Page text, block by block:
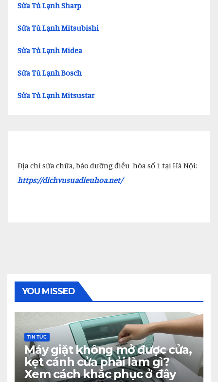
Sửa Tủ Lạnh Sharp
Sửa Tủ Lạnh Mitsubishi
Sửa Tủ Lạnh Midea
Sửa Tủ Lạnh Bosch
Sửa Tủ Lạnh Mitsustar
Địa chỉ sửa chữa, bảo dưỡng điều hòa số 1 tại Hà Nội:
https://dichvusuadieuhoa.net/
YOU MISSED
TIN TỨC
Máy giặt không mở được cửa,
kẹt cánh cửa phải làm gì?
Xem cách khắc phục ở đây